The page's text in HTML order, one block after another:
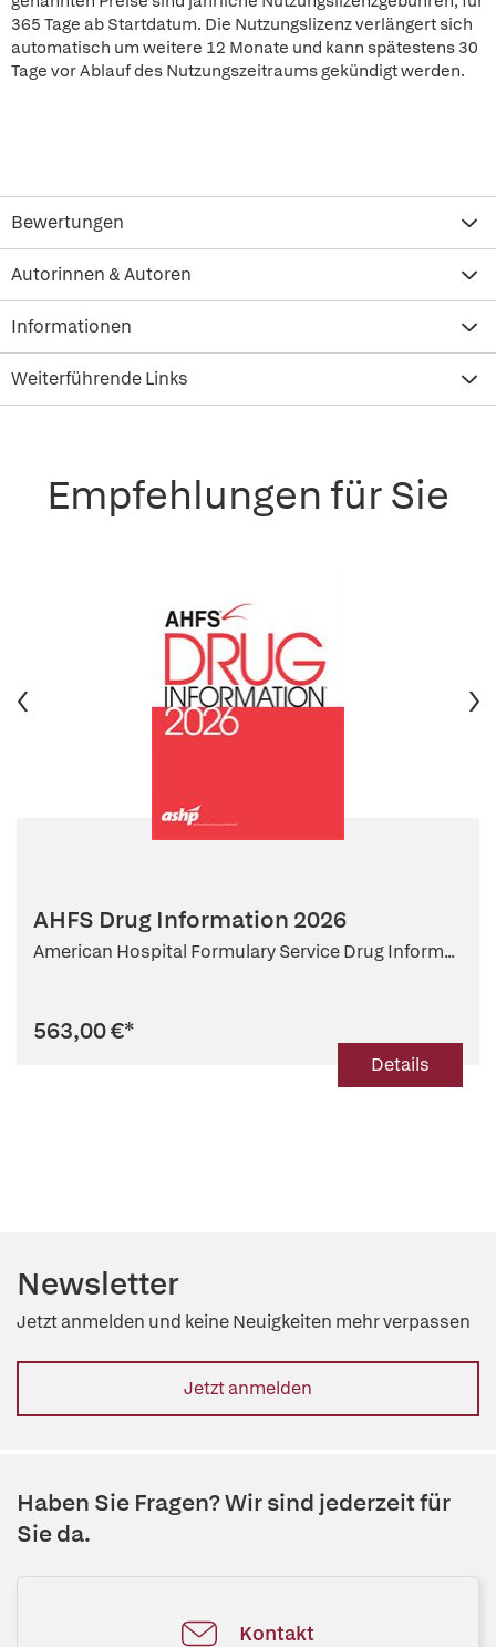
365 Tage ab Startdatum. Die Nutzungslizenz verlängert sich
automatisch um weitere 12 Monate und kann spätestens 30
Tage vor Ablauf des Nutzungszeitraums gekündigt werden.
Bewertungen
Autorinnen & Autoren
Informationen
Weiterführende Links
Empfehlungen für Sie
AHFS Drug Information 2026
American Hospital Formulary Service Drug Inform...
563,00 €*
Details
Newsletter
Jetzt anmelden und keine Neuigkeiten mehr verpassen
Jetzt anmelden
Haben Sie Fragen? Wir sind jederzeit für
Sie da.
Kontakt